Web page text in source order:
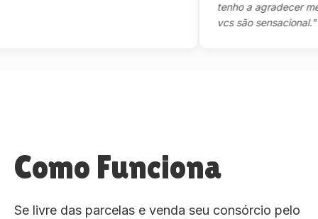
tenho a agradecer
vcs são sensacional."
Como Funciona
Se livre das parcelas e venda seu consórcio pelo